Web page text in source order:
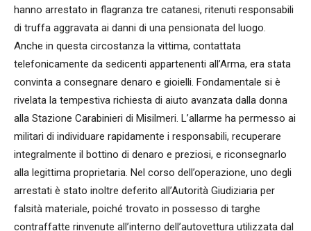
hanno arrestato in flagranza tre catanesi, ritenuti responsabili
di truffa aggravata ai danni di una pensionata del luogo.
Anche in questa circostanza la vittima, contattata
telefonicamente da sedicenti appartenenti all’Arma, era stata
convinta a consegnare denaro e gioielli. Fondamentale si è
rivelata la tempestiva richiesta di aiuto avanzata dalla donna
alla Stazione Carabinieri di Misilmeri. L’allarme ha permesso ai
militari di individuare rapidamente i responsabili, recuperare
integralmente il bottino di denaro e preziosi, e riconsegnarlo
alla legittima proprietaria. Nel corso dell’operazione, uno degli
arrestati è stato inoltre deferito all’Autorità Giudiziaria per
falsità materiale, poiché trovato in possesso di targhe
contraffatte rinvenute all’interno dell’autovettura utilizzata dal